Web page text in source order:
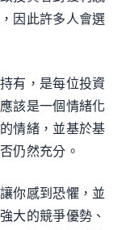
因此許多人會選
有，是每位投資
該是一個情緒化
情緒，並基於基
仍然充分。
你感到恐懼，並
大的競爭優勢、